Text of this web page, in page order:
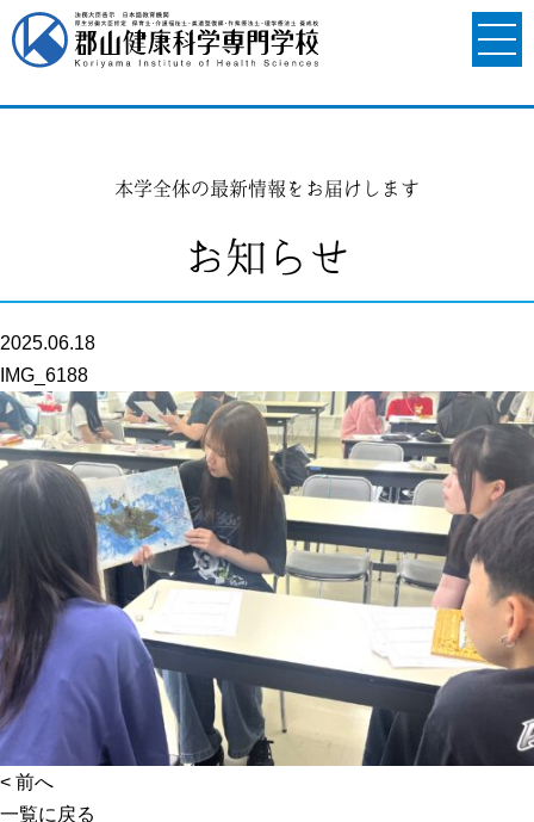
本学全体の最新情報をお届けします
お知らせ
2025.06.18
IMG_6188
< 前へ
一覧に戻る